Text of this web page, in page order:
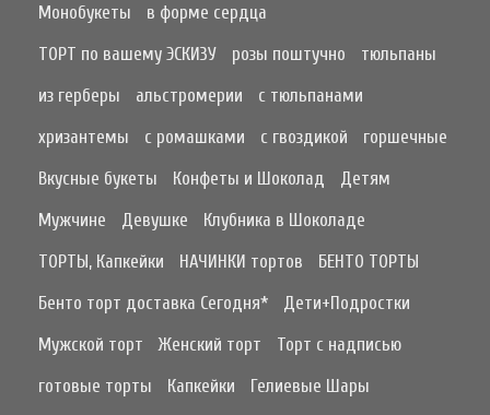
Монобукеты
в форме сердца
ТОРТ по вашему ЭСКИЗУ
розы поштучно
тюльпаны
из герберы
альстромерии
с тюльпанами
хризантемы
с ромашками с гвоздикой
горшечные
Вкусные букеты
Конфеты и Шоколад
Детям
Мужчине
Девушке
Клубника в Шоколаде
ТОРТЫ, Капкейки
НАЧИНКИ тортов
БЕНТО ТОРТЫ
Бенто торт доставка Сегодня*
Дети+Подростки
Мужской торт
Женский торт
Торт с надписью
готовые торты
Капкейки
Гелиевые Шары